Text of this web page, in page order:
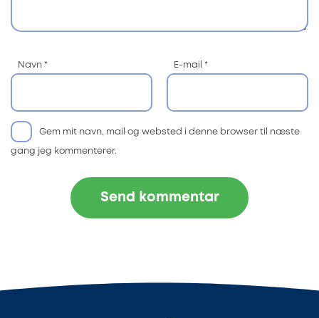
Navn * E-mail *
Gem mit navn, mail og websted i denne browser til næste
gang jeg kommenterer.